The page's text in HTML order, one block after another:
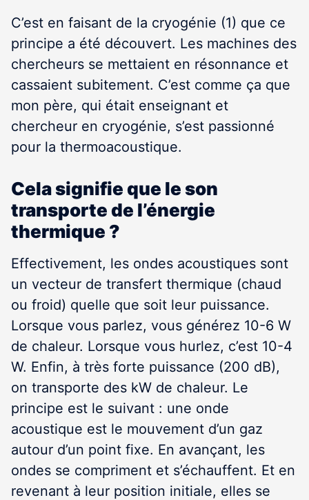
C’est en faisant de la cryogénie (1) que ce
principe a été découvert. Les machines des
chercheurs se mettaient en résonnance et
cassaient subitement. C’est comme ça que
mon père, qui était enseignant et
chercheur en cryogénie, s’est passionné
pour la thermoacoustique.
Cela signifie que le son
transporte de l’énergie
thermique ?
Effectivement, les ondes acoustiques sont
un vecteur de transfert thermique (chaud
ou froid) quelle que soit leur puissance.
Lorsque vous parlez, vous générez 10-6 W
de chaleur. Lorsque vous hurlez, c’est 10-4
W. Enfin, à très forte puissance (200 dB),
on transporte des kW de chaleur. Le
principe est le suivant : une onde
acoustique est le mouvement d’un gaz
autour d’un point fixe. En avançant, les
ondes se compriment et s’échauffent. Et en
revenant à leur position initiale, elles se